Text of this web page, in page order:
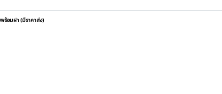
ร้อมฝา (มีราคาส่ง)